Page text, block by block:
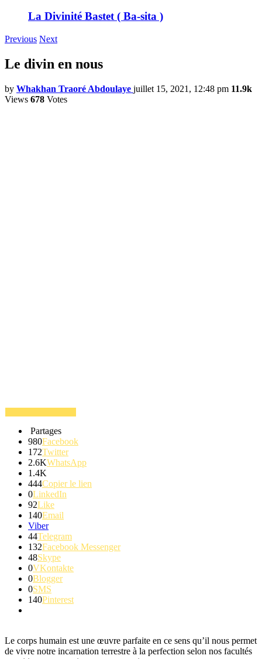
La Divinité Bastet ( Ba-sita )
Previous Next
Le divin en nous
by Whakhan Traoré Abdoulaye juillet 15, 2021, 12:48 pm 11.9k
Views 678 Votes
Partages
980Facebook
172Twitter
2.6KWhatsApp
1.4K
444Copier le lien
0LinkedIn
92Like
140Email
Viber
44Telegram
132Facebook Messenger
48Skype
0VKontakte
0Blogger
0SMS
140Pinterest
Le corps humain est une œuvre parfaite en ce sens qu’il nous permet
de vivre notre incarnation terrestre à la perfection selon nos facultés